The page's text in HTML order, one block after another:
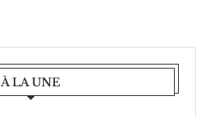
À LA UNE